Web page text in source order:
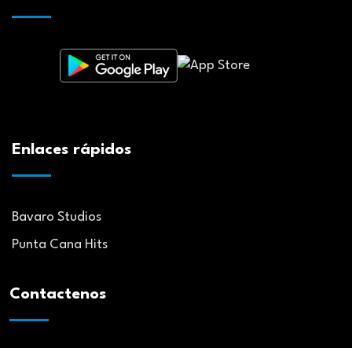
Enlaces rápidos
Bavaro Studios
Punta Cana Hits
Contactenos